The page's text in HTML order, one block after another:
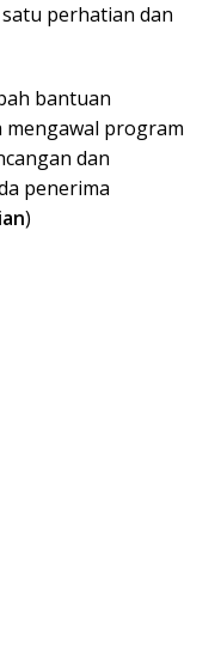
perhatian dan
bantuan
mengawal program
dan
penerima
)